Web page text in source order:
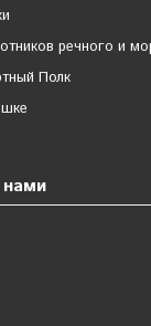
речного и
Полк